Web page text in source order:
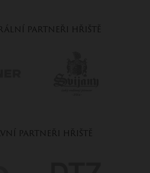
partneři hřiště
partneři hřiště